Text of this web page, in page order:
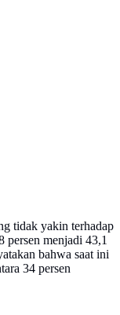
tidak yakin terhadap
persen menjadi 43,1
bahwa saat ini
34 persen